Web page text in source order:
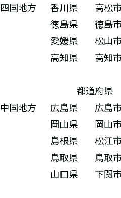
四国地方
香川県 高松
徳島県
徳島
愛媛県
松山
高知県
高知
都道府県
中国地方
広島県 広島
岡山県
岡山
島根県
松江
鳥取県
鳥取
山口県
下関